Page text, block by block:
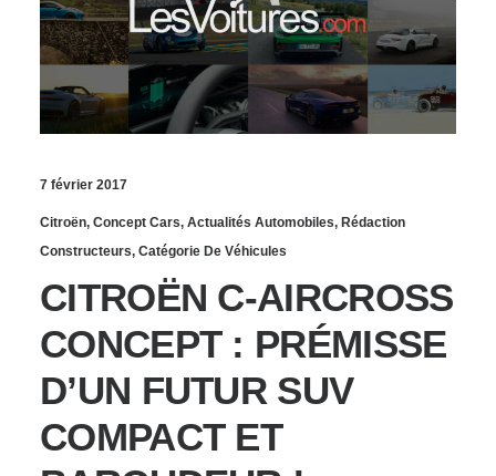
7 février 2017
Citroën, Concept Cars, Actualités Automobiles, Rédaction
Constructeurs, Catégorie De Véhicules
CITROËN C-AIRCROSS
CONCEPT : PRÉMISSE
D’UN FUTUR SUV
COMPACT ET